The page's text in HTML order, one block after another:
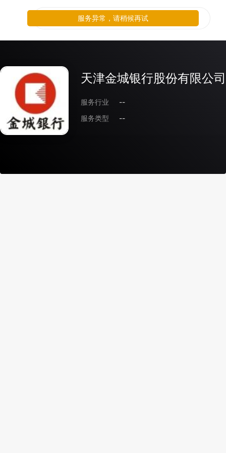
天津金城银行股份有限公司
服务行业
--
服务类型
--
服务异常，请稍候再试